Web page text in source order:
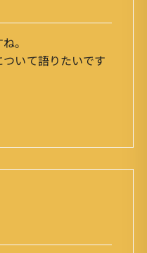
。
いて語りたいです